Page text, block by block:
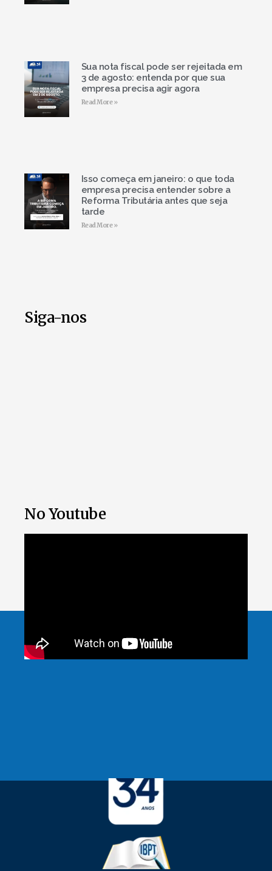
Sua nota fiscal pode ser rejeitada em
3 de agosto: entenda por que sua
empresa precisa agir agora
Read More »
Isso começa em janeiro: o que toda
empresa precisa entender sobre a
Reforma Tributária antes que seja
tarde
Read More »
Siga-nos
No Youtube